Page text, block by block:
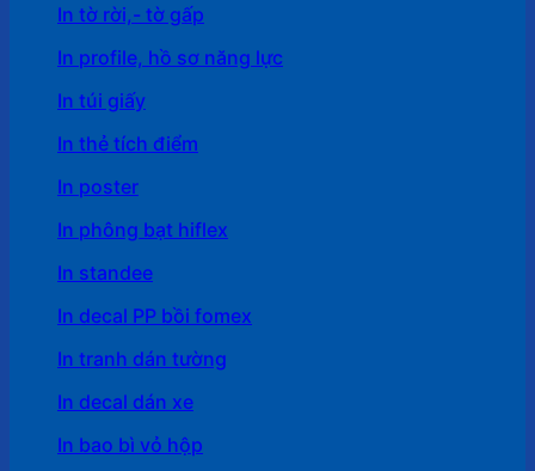
In tờ rời,- tờ gấp
In profile, hồ sơ năng lực
In túi giấy
In thẻ tích điểm
In poster
In phông bạt hiflex
In standee
In decal PP bồi fomex
In tranh dán tường
In decal dán xe
In bao bì vỏ hộp